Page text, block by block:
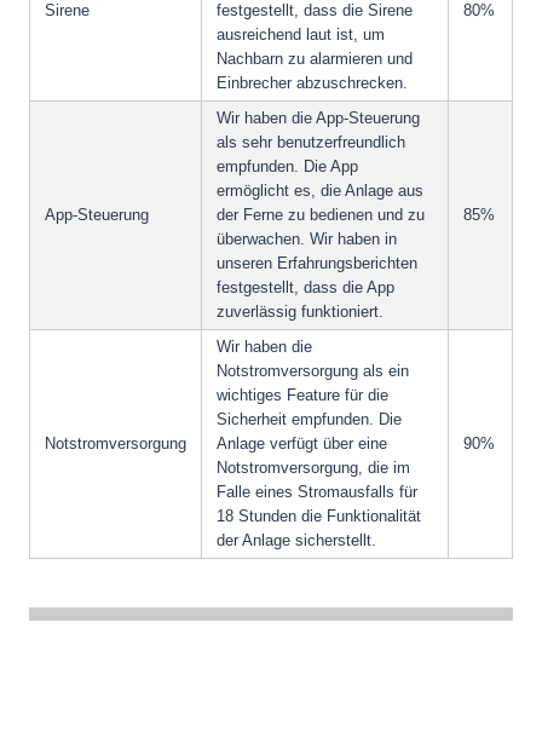
Sirene
festgestellt, dass die Sirene
ausreichend laut ist, um
Nachbarn zu alarmieren und
Einbrecher abzuschrecken.
80%
App-Steuerung
Wir haben die App-Steuerung
als sehr benutzerfreundlich
empfunden. Die App
ermöglicht es, die Anlage aus
der Ferne zu bedienen und zu
überwachen. Wir haben in
unseren Erfahrungsberichten
festgestellt, dass die App
zuverlässig funktioniert.
85%
Notstromversorgung
Wir haben die
Notstromversorgung als ein
wichtiges Feature für die
Sicherheit empfunden. Die
Anlage verfügt über eine
Notstromversorgung, die im
Falle eines Stromausfalls für
18 Stunden die Funktionalität
der Anlage sicherstellt.
90%